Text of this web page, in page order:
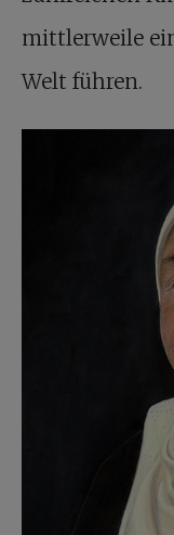
mittlerweile
Welt führen.